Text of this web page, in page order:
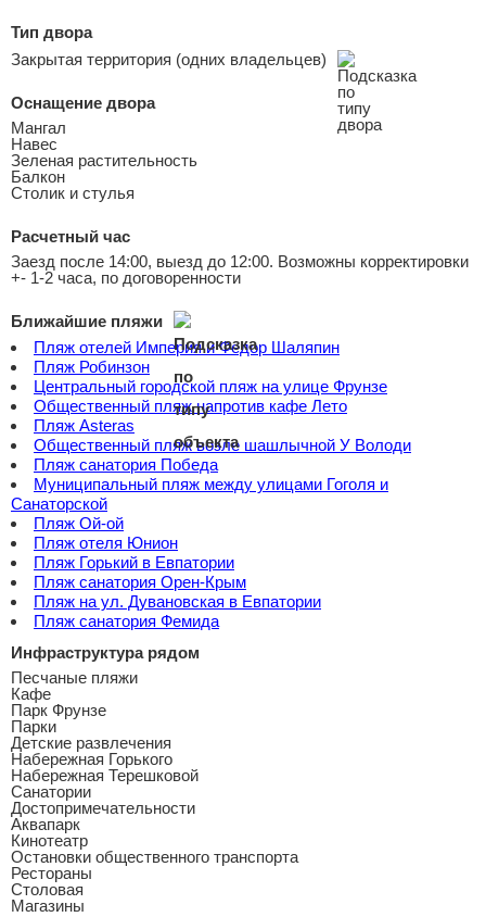
Тип двора
Закрытая территория (одних владельцев)
Оснащение двора
Мангал
Навес
Зеленая растительность
Балкон
Столик и стулья
Расчетный час
Заезд после 14:00, выезд до 12:00. Возможны корректировки
+- 1-2 часа, по договоренности
Ближайшие пляжи
Пляж отелей Империя и Федор Шаляпин
Пляж Робинзон
Центральный городской пляж на улице Фрунзе
Общественный пляж напротив кафе Лето
Пляж Asteras
Общественный пляж возле шашлычной У Володи
Пляж санатория Победа
Муниципальный пляж между улицами Гоголя и
Санаторской
Пляж Ой-ой
Пляж отеля Юнион
Пляж Горький в Евпатории
Пляж санатория Орен-Крым
Пляж на ул. Дувановская в Евпатории
Пляж санатория Фемида
Инфраструктура рядом
Песчаные пляжи
Кафе
Парк Фрунзе
Парки
Детские развлечения
Набережная Горького
Набережная Терешковой
Санатории
Достопримечательности
Аквапарк
Кинотеатр
Остановки общественного транспорта
Рестораны
Столовая
Магазины